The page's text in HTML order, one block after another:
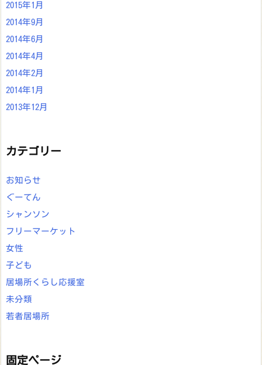
2015年1月
2014年9月
2014年6月
2014年4月
2014年2月
2014年1月
2013年12月
カテゴリー
お知らせ
ぐーてん
シャンソン
フリーマーケット
女性
子ども
居場所くらし応援室
未分類
若者居場所
固定ページ